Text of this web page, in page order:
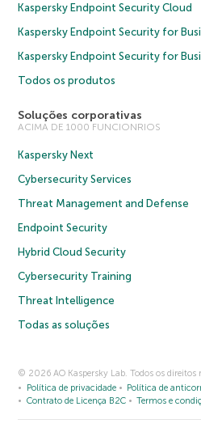
Kaspersky Endpoint Security Cloud
Kaspersky Endpoint Security for
Kaspersky Endpoint Security for
Todos os produtos
Soluções corporativas
ACIMA DE 1000 FUNCIONRIOS
Kaspersky Next
Cybersecurity Services
Threat Management and Defense
Endpoint Security
Hybrid Cloud Security
Cybersecurity Training
Threat Intelligence
Todas as soluções
© 2026 AO Kaspersky Lab. Todos os direitos
Política de privacidade
Política de
Contrato de Licença B2C
Termos e